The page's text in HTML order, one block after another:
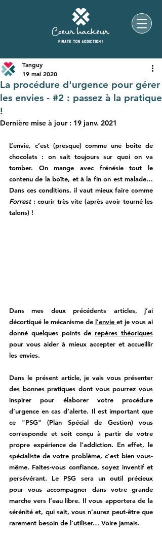
La procédure d'urgence pour gérer
les envies - #2 : passez à la pratique
!
Tanguy
19 mai 2020
Dernière mise à jour : 19 janv. 2021
L’envie, c’est (presque) comme une boîte de
chocolats : on sait toujours sur quoi on va
tomber. On mange avec frénésie tout le
contenu de la boîte, et à la fin on est malade…
Forrest : courir très vite (après avoir tourné les
talons) !
Dans mes deux précédents articles, j’ai
décortiqué le mécanisme de l’envie et je vous ai
donné quelques points de repères théoriques
pour vous aider à mieux accepter et accueillir
les envies.
Dans le présent article, je vais vous présenter
des bonnes pratiques dont vous pourrez vous
inspirer pour élaborer votre procédure
d’urgence en cas d’alerte. Il est important que
ce "PSG" (Plan Spécial de Gestion) vous
corresponde et soit conçu à partir de votre
propre expérience de l’addiction. En effet, le
spécialiste de votre problème, c’est bien vous-
même. Faites-vous confiance, soyez inventif et
persévérant. Le PSG sera un outil précieux
pour vous accompagner dans votre grande
marche vers l’eau libre. Il vous apportera de la
sérénité et, qui sait, vous n’aurez peut-être que
rarement besoin de l’utiliser… Voire jamais.